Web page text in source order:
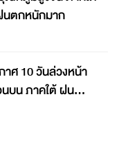
นตกหนักมาก
ศ 10 วันล่วงหน้า
บน ภาคใต้ ฝน